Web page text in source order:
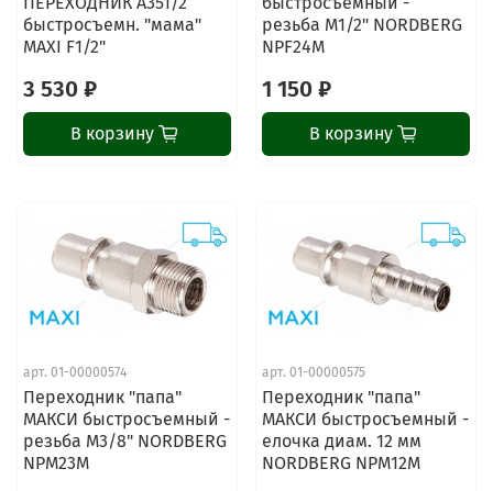
быстросъемн. "мама"
MAXI F1/2"
3 530 ₽
В корзину
резьба M1/2" NORDBERG
NPF24M
1 150 ₽
В корзину
арт. 01-00000574
Переходник "папа"
МАКСИ быстросъемный -
резьба M3/8" NORDBERG
NPM23M
арт. 01-00000575
Переходник "папа"
МАКСИ быстросъемный -
елочка диам. 12 мм
NORDBERG NPM12M